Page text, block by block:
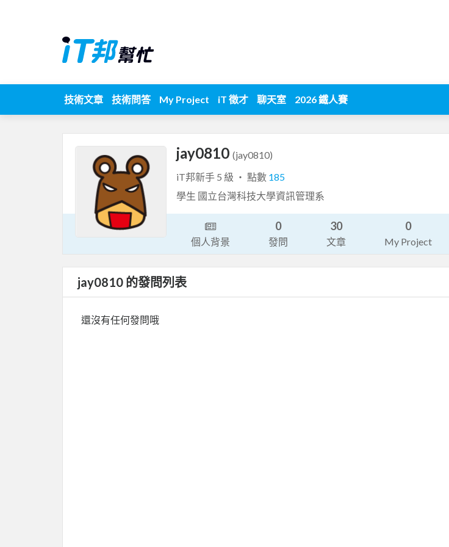
技術文章 技術問答 My Project iT 徵才 聊天室 2026 鐵人賽
jay0810 (jay0810)
iT邦新手 5 級 ‧ 點數 185
學生 國立台灣科技大學資訊管理系
個人背景
0
發問
30
文章
0
My Project
jay0810 的發問列表
還沒有任何發問哦